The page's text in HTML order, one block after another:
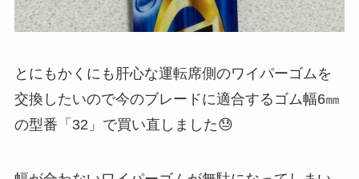
とにもかくにも肝心な運転席側のワイパーゴムを
交換したいので今のブレードに適合するゴム幅6㎜
の型番「32」で買い直しました😓